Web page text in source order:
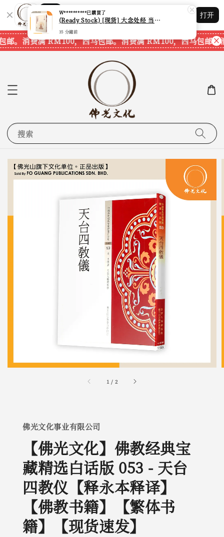
Shopping: 追踪您的订单
您信赖的商店
打开
。消费满 RM100，西马包邮。消费满 RM100，西马包邮。消
搜索
1 / 2
佛光文化事业有限公司
【佛光文化】佛教经典宝
藏精选白话版 053 - 天台
四教仪【释永本释译】
【佛教书籍】【繁体书
籍】【现货速发】